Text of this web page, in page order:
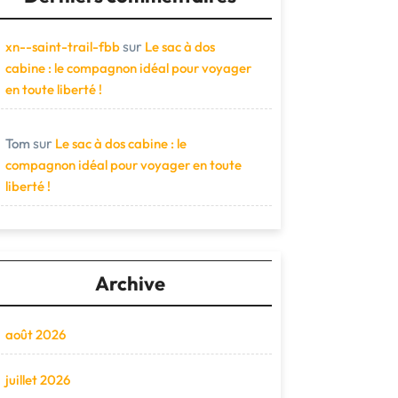
xn--saint-trail-fbbsur Le sac à dos
cabine : le compagnon idéal pour voyager
en toute liberté !
Tom sur Le sac à dos cabine : le
compagnon idéal pour voyager en toute
liberté !
Archive
août 2026
juillet 2026